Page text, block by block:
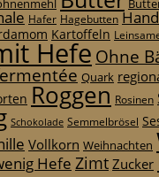
Hafer Hagebutten
Kartoffeln
Hefe Ohne
Quark
Roggen Rosinen
Schokolade Semmelbrösel
Vollkorn Weihnachten
Hefe ZimtZucker